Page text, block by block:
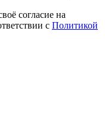
согласие на
с Политикой